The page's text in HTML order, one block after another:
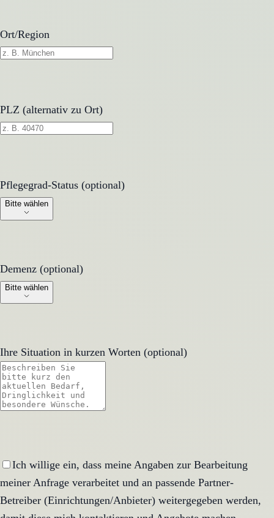
Ort/Region
PLZ (alternativ zu Ort)
Pflegegrad-Status (optional)
Pflegegrad-Status (optional)
Bitte wählen
Demenz (optional)
Demenz (optional)
Bitte wählen
Ihre Situation in kurzen Worten (optional)
Ich willige ein, dass meine Angaben zur Bearbeitung
meiner Anfrage verarbeitet und an passende Partner-
Betreiber (Einrichtungen/Anbieter) weitergegeben werden,